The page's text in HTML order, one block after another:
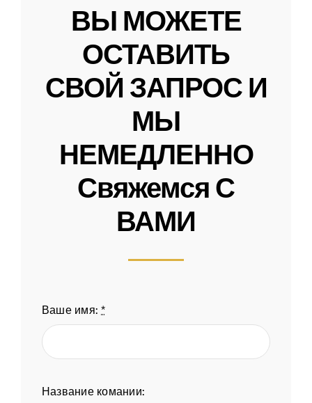
ВЫ МОЖЕТЕ
ОСТАВИТЬ
СВОЙ ЗАПРОС И
МЫ
НЕМЕДЛЕННО
Свяжемся С
ВАМИ
Ваше имя:*
Название комании: